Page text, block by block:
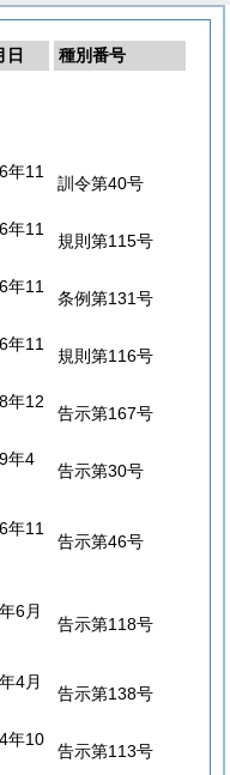
日
種別番号
11
訓令第40号
11
規則第115号
11
条例第131号
11
規則第116号
年12
告示第167号
年4
告示第30号
11
告示第46号
6月
告示第118号
4月
告示第138号
年10
告示第113号